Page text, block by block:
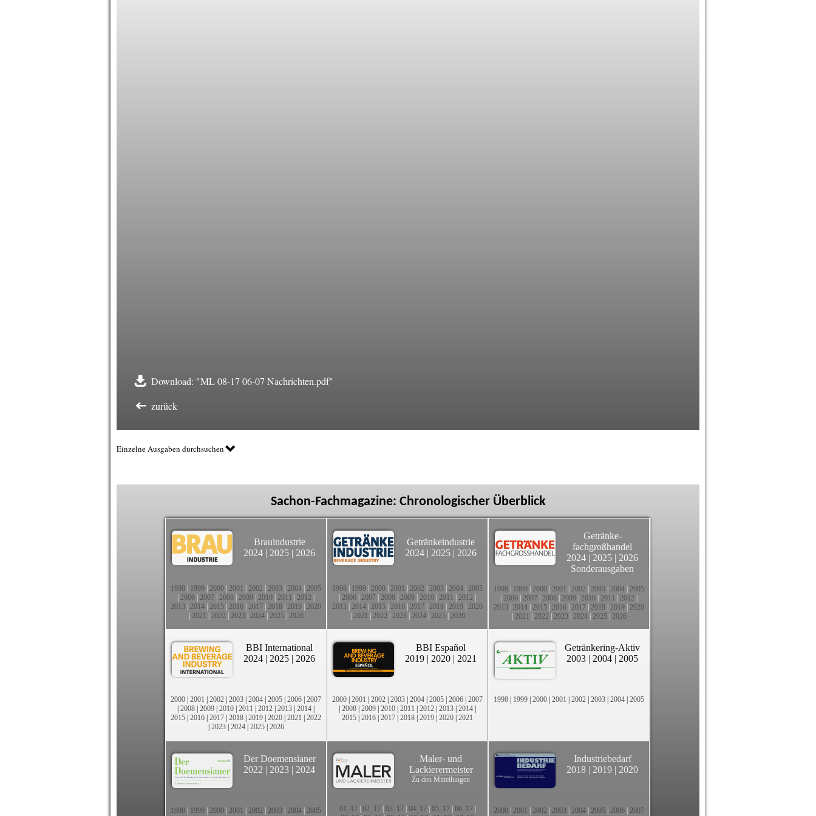
Download: "ML 08-17 06-07 Nachrichten.pdf"
zurück
Einzelne Ausgaben durchsuchen
Sachon-Fachmagazine: Chronologischer Überblick
Brauindustrie
2024 | 2025 | 2026
1998 1999 2000 2001 2002 2003 2004 2005
2006 2007 2008 2009 2010 2011 2012
2013 2014 2015 2016 2017 2018 2019 2020
2021 2022 2023| 2024| 2025| 2026
Getränkeindustrie
2024 | 2025 | 2026
1998 1999 2000 2001 2002 2003 2004 2005
2006 2007 2008 2009 2010 2011 2012
2013 2014 2015 2016 2017 2018 2019 2020
2021 2022 2023| 2024| 2025| 2026
Getränke-
fachgroßhandel
2024 | 2025 | 2026
Sonderausgaben
1998 1999 2000 2001 2002 2003 2004 2005
2006 2007 2008 2009 2010 2011 2012
2013 2014 2015 2016 2017 2018 2019 2020
2021 2022 2023| 2024| 2025| 2026
BBI International
2024 | 2025 | 2026
2000 | 2001 | 2002 | 2003 | 2004 | 2005 | 2006 | 2007
| 2008 | 2009 | 2010 | 2011 | 2012 | 2013 | 2014 |
2015 | 2016 | 2017 | 2018 | 2019 | 2020 | 2021 | 2022
| 2023| 2024| 2025| 2026
BBI Español
2019 | 2020 | 2021
2000 | 2001 | 2002 | 2003 | 2004 | 2005 | 2006 | 2007
| 2008 | 2009 | 2010 | 2011 | 2012 | 2013 | 2014 |
2015 | 2016 | 2017 | 2018 | 2019 | 2020 | 2021
Getränkering-Aktiv
2003 | 2004 | 2005
1998 | 1999 | 2000 | 2001 | 2002 | 2003 | 2004 | 2005
Der Doemensianer
2022 | 2023 | 2024
1998 1999 2000 2001 2002 2003 2004 2005
Maler- und
Lackierermeister
Zu den Mitteilungen
01_17| 02_17| 03_17| 04_17| 05_17| 06_17|
Industriebedarf
2018 | 2019 | 2020
2000 2001 2002 2003 2004 2005 2006 2007